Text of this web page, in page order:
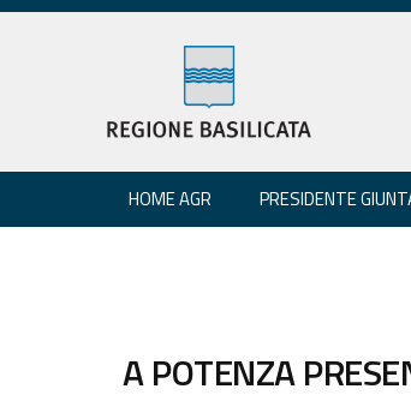
HOME AGR PRESIDENTE
A POTENZA